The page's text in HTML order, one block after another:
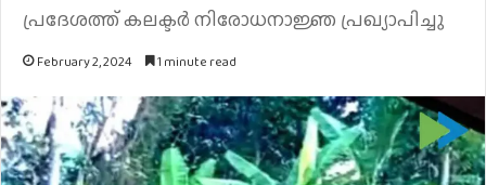
പ്രദേശത്ത് കലക്ടര്‍ നിരോധനാജ്ഞ പ്രഖ്യാപിച്ചു
February 2, 2024 1 minute read